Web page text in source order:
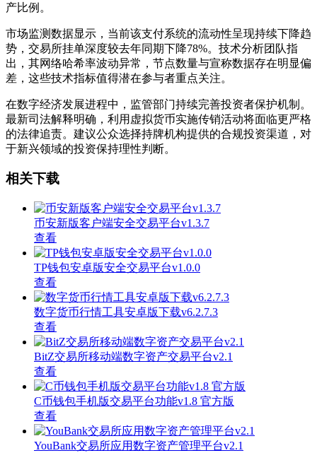
产比例。
市场监测数据显示，当前该支付系统的流动性呈现持续下降趋
势，交易所挂单深度较去年同期下降78%。技术分析团队指
出，其网络哈希率波动异常，节点数量与宣称数据存在明显偏
差，这些技术指标值得潜在参与者重点关注。
在数字经济发展进程中，监管部门持续完善投资者保护机制。
最新司法解释明确，利用虚拟货币实施传销活动将面临更严格
的法律追责。建议公众选择持牌机构提供的合规投资渠道，对
于新兴领域的投资保持理性判断。
相关下载
币安新版客户端安全交易平台v1.3.7
查看
TP钱包安卓版安全交易平台v1.0.0
查看
数字货币行情工具安卓版下载v6.2.7.3
查看
BitZ交易所移动端数字资产交易平台v2.1
查看
C币钱包手机版交易平台功能v1.8 官方版
查看
YouBank交易所应用数字资产管理平台v2.1